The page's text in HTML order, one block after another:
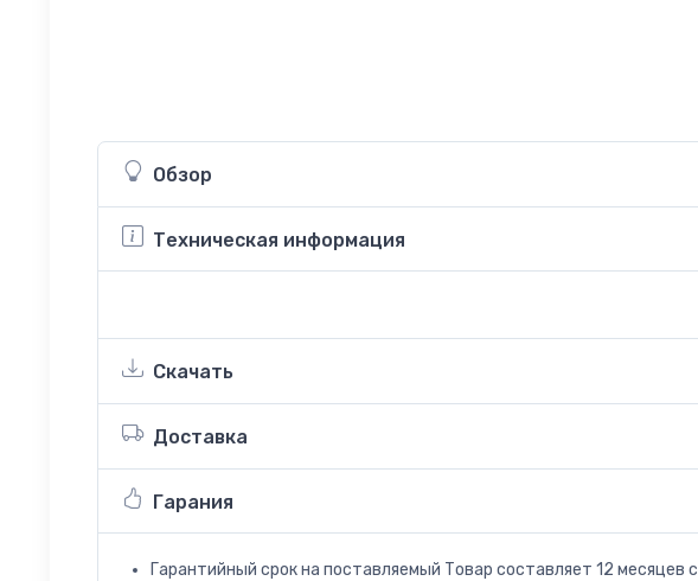
Обзор
Техническая информация
Скачать
Доставка
Гарания
Гарантийный срок на поставляемый Товар составляет 12 месяцев